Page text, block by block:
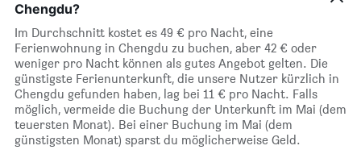
Chengdu?
Im Durchschnitt kostet es 49 € pro Nacht, eine
Ferienwohnung in Chengdu zu buchen, aber 42 € oder
weniger pro Nacht können als gutes Angebot gelten. Die
günstigste Ferienunterkunft, die unsere Nutzer kürzlich in
Chengdu gefunden haben, lag bei 11 € pro Nacht. Falls
möglich, vermeide die Buchung der Unterkunft im Mai (dem
teuersten Monat). Bei einer Buchung im Mai (dem
günstigsten Monat) sparst du möglicherweise Geld.